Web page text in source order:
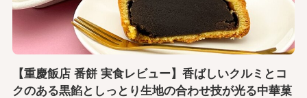
【重慶飯店 番餅 実食レビュー】香ばしいクルミとコ
クのある黒餡としっとり生地の合わせ技が光る中華菓